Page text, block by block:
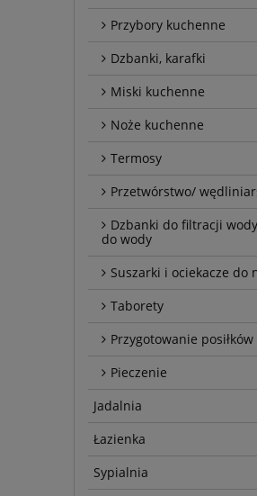
Przybory kuchenne
Dzbanki, karafki
Miski kuchenne
Noże kuchenne
Termosy
Przetwórstwo/
Dzbanki do filtracji
do wody
Suszarki i ociekacze do
Taborety
Przygotowanie posiłków
Pieczenie
Jadalnia
Łazienka
Sypialnia